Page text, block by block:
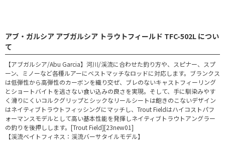
アブ・ガルシア アブガルシア トラウトフィールド TFC-502L につい
て
【アブガルシア/Abu Garcia】河川/渓流に合わせた釣り方や、スピナー、スプ
ーン、ミノーなど各種ルアーにベストマッチなロッドに対応します。ブランクス
は低弾性から高弾性のカーボンを織り交ぜ、ブレのないキャストフィーリング
とショートバイトを逃さない食い込みの良さを実現。そして、手に馴染みやす
く滑りにくいコルクグリップとシックなリールシートは飽きのこないデザイン
はネイティブトラウトフィッシングにマッチし、Trout Fieldはハイコストパフ
ォーマンスモデルとして高い基本性能を発揮しネイティブトラウトアングラー
の釣りを後押しします。[Trout Field][23new01]
【渓流ベイトフィネス：渓流バーサタイルモデル】